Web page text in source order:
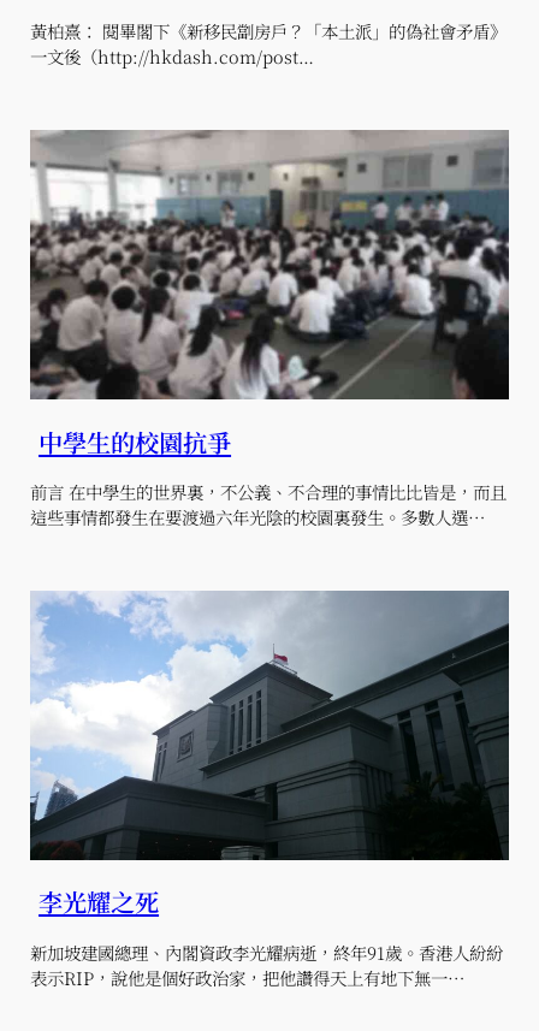
黃柏熹： 閱畢閣下《新移民劏房戶？「本土派」的偽社會矛盾》
一文後（http://hkdash.com/post…
中學生的校園抗爭
前言 在中學生的世界裏，不公義、不合理的事情比比皆是，而且
這些事情都發生在要渡過六年光陰的校園裏發生。多數人選…
李光耀之死
新加坡建國總理、內閣資政李光耀病逝，終年91歲。香港人紛紛
表示RIP，說他是個好政治家，把他讚得天上有地下無一…